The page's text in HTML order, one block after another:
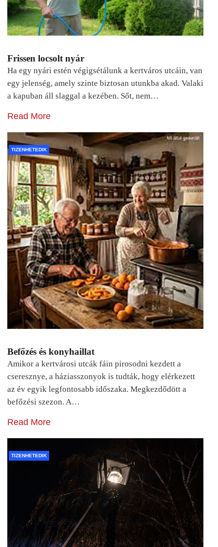
Frissen locsolt nyár
Ha egy nyári estén végigsétálunk a kertváros utcáin, van
egy jelenség, amely szinte biztosan utunkba akad. Valaki
a kapuban áll slaggal a kezében. Sőt, nem…
Read More
TIZENHETEDIK
Befőzés és konyhaillat
Amikor a kertvárosi utcák fáin pirosodni kezdett a
cseresznye, a háziasszonyok is tudták, hogy elérkezett
az év egyik legfontosabb időszaka. Megkezdődött a
befőzési szezon. A…
Read More
TIZENHETEDIK